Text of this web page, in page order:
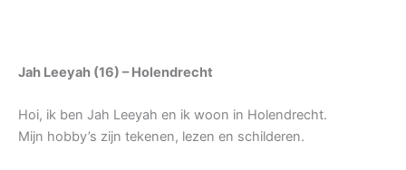
Jah Leeyah (16) – Holendrecht
Hoi, ik ben Jah Leeyah en ik woon in Holendrecht.
Mijn hobby’s zijn tekenen, lezen en schilderen.